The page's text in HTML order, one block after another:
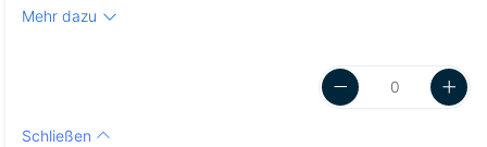
Mehr dazu
Schließen